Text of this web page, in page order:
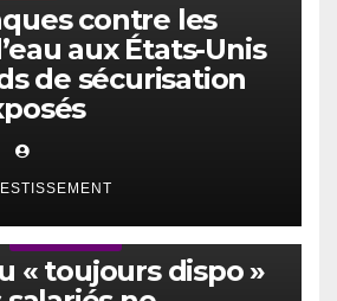
contre les
aux États-Unis
de sécurisation
« toujours dispo »